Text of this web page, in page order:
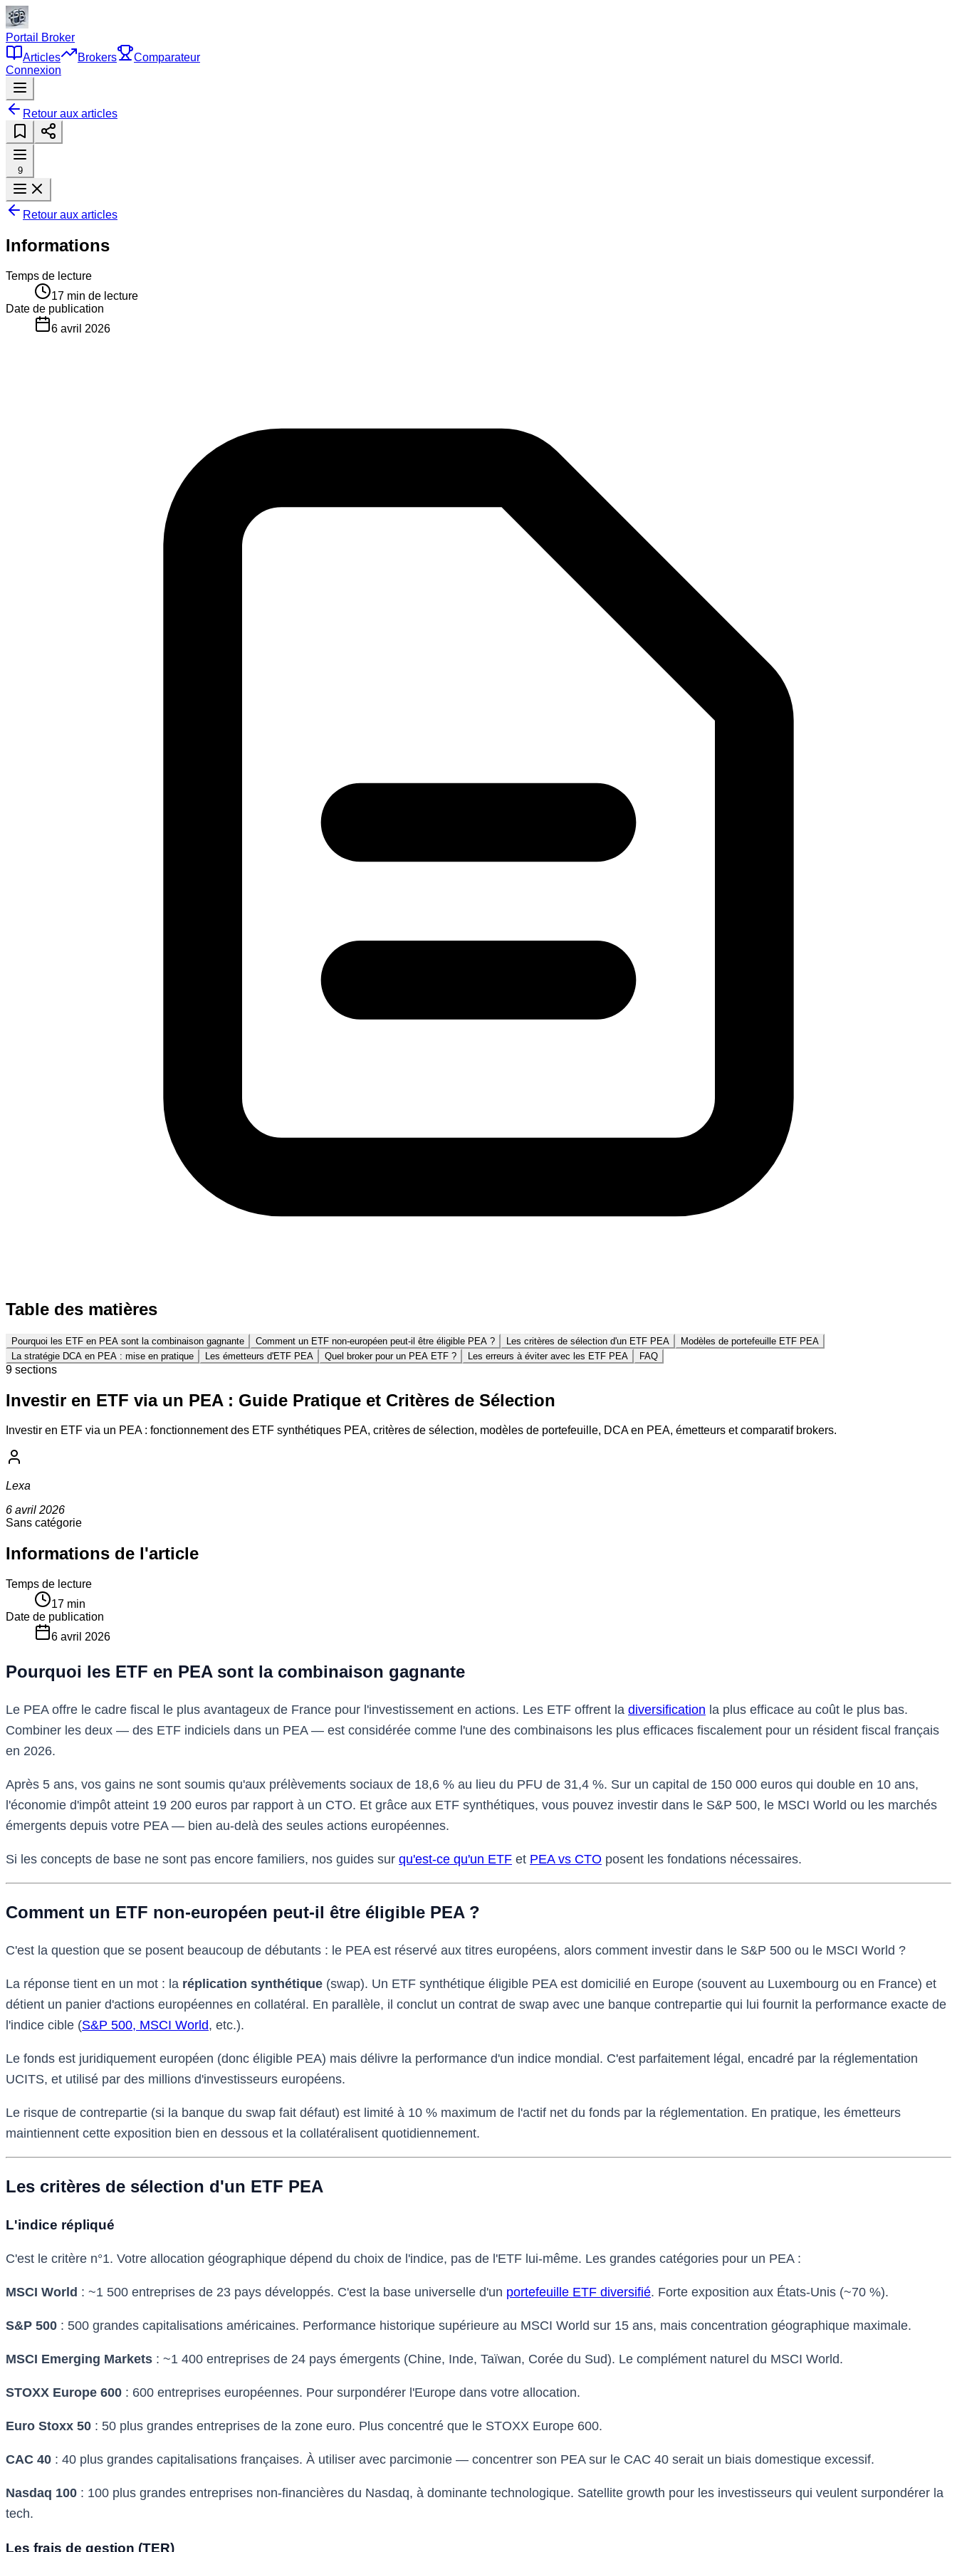
Portail Broker
Articles
Brokers
Comparateur
Connexion
Retour aux articles
9
Retour aux articles
Informations
Temps de lecture
17 min de lecture
Date de publication
6 avril 2026
Table des matières
Pourquoi les ETF en PEA sont la combinaison gagnante Comment un ETF non-européen peut-il être éligible PEA ? Les critères de sélection d'un ETF PEA
Modèles de portefeuille ETF PEA
La stratégie DCA en PEA : mise en pratique
Les émetteurs d'ETF PEA Quel broker pour un PEA ETF ? Les erreurs à éviter avec les ETF PEA FAQ
9 sections
Investir en ETF via un PEA : Guide Pratique et Critères de Sélection
Investir en ETF via un PEA : fonctionnement des ETF synthétiques PEA, critères de sélection, modèles de portefeuille, DCA en PEA, émetteurs et comparatif brokers.
Lexa
6 avril 2026
Sans catégorie
Informations de l'article
Temps de lecture
17 min
Date de publication
6 avril 2026
Pourquoi les ETF en PEA sont la combinaison gagnante
Le PEA offre le cadre fiscal le plus avantageux de France pour l'investissement en actions. Les ETF offrent la diversification la plus efficace au coût le plus bas.
Combiner les deux — des ETF indiciels dans un PEA — est considérée comme l'une des combinaisons les plus efficaces fiscalement pour un résident fiscal français
en 2026.
Après 5 ans, vos gains ne sont soumis qu'aux prélèvements sociaux de 18,6 % au lieu du PFU de 31,4 %. Sur un capital de 150 000 euros qui double en 10 ans,
l'économie d'impôt atteint 19 200 euros par rapport à un CTO. Et grâce aux ETF synthétiques, vous pouvez investir dans le S&P 500, le MSCI World ou les marchés
émergents depuis votre PEA — bien au-delà des seules actions européennes.
Si les concepts de base ne sont pas encore familiers, nos guides sur qu'est-ce qu'un ETF et PEA vs CTO posent les fondations nécessaires.
Comment un ETF non-européen peut-il être éligible PEA ?
C'est la question que se posent beaucoup de débutants : le PEA est réservé aux titres européens, alors comment investir dans le S&P 500 ou le MSCI World ?
La réponse tient en un mot : la réplication synthétique (swap). Un ETF synthétique éligible PEA est domicilié en Europe (souvent au Luxembourg ou en France) et
détient un panier d'actions européennes en collatéral. En parallèle, il conclut un contrat de swap avec une banque contrepartie qui lui fournit la performance exacte de
l'indice cible (S&P 500, MSCI World, etc.).
Le fonds est juridiquement européen (donc éligible PEA) mais délivre la performance d'un indice mondial. C'est parfaitement légal, encadré par la réglementation
UCITS, et utilisé par des millions d'investisseurs européens.
Le risque de contrepartie (si la banque du swap fait défaut) est limité à 10 % maximum de l'actif net du fonds par la réglementation. En pratique, les émetteurs
maintiennent cette exposition bien en dessous et la collatéralisent quotidiennement.
Les critères de sélection d'un ETF PEA
L'indice répliqué
C'est le critère n°1. Votre allocation géographique dépend du choix de l'indice, pas de l'ETF lui-même. Les grandes catégories pour un PEA :
MSCI World : ~1 500 entreprises de 23 pays développés. C'est la base universelle d'un portefeuille ETF diversifié. Forte exposition aux États-Unis (~70 %).
S&P 500 : 500 grandes capitalisations américaines. Performance historique supérieure au MSCI World sur 15 ans, mais concentration géographique maximale.
MSCI Emerging Markets : ~1 400 entreprises de 24 pays émergents (Chine, Inde, Taïwan, Corée du Sud). Le complément naturel du MSCI World.
STOXX Europe 600 : 600 entreprises européennes. Pour surpondérer l'Europe dans votre allocation.
Euro Stoxx 50 : 50 plus grandes entreprises de la zone euro. Plus concentré que le STOXX Europe 600.
CAC 40 : 40 plus grandes capitalisations françaises. À utiliser avec parcimonie — concentrer son PEA sur le CAC 40 serait un biais domestique excessif.
Nasdaq 100 : 100 plus grandes entreprises non-financières du Nasdaq, à dominante technologique. Satellite growth pour les investisseurs qui veulent surpondérer la
tech.
Les frais de gestion (TER)